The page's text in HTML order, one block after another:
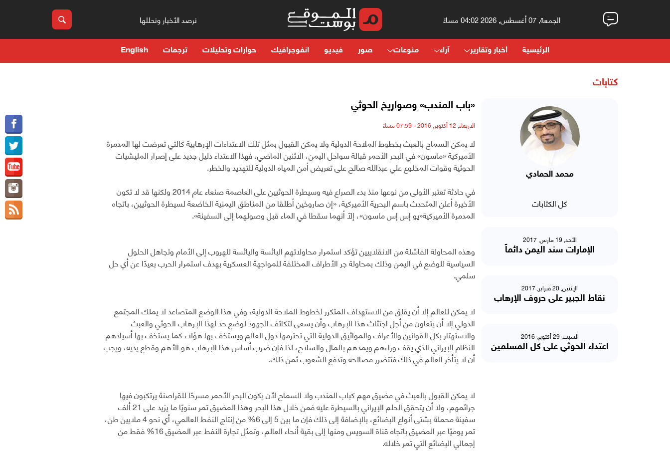
الجمعة, 07 أغسطس, 2026 04:02 مساءً نرصد الأخبار ونحللها
الرئيسية أخبار وتقارير آراء منوعات صور فيديو انفوجرافيك حوارات وتحليلات ترجمات English
كتابات
محمد الحمادي
كل الكتابات
الأحد, 19 مارس, 2017
الإمارات سند اليمن دائماًً
الإثنين, 20 فبراير, 2017
نقاط الجبير على حروف الإرهاب
السبت, 29 أكتوبر, 2016
اعتداء الحوثي على كل المسلمين
«باب المندب» وصواريخ الحوثي
الاربعاء, 12 أكتوبر, 2016 - 07:59 مساءً
لا يمكن السماح بالعبث بخطوط الملاحة الدولية ولا يمكن القبول بمثل تلك الاعتداءات الإرهابية كالتي تعرضت لها المدمرة
الأميركية «ماسون» في البحر الأحمر قبالة سواحل اليمن، الاثنين الماضي، فهذا الاعتداء دليل جديد على إصرار المليشيات
الحوثية وقوات المخلوع علي عبدالله صالح على تعريض أمن المياه الدولية للتهديد والخطر.
في حادثة تعتبر الأولى من نوعها منذ بدء الصراع فيه وسيطرة الحوثيين على العاصمة صنعاء عام 2014 ولكنها قد لا تكون
الأخيرة أعلن المتحدث باسم البحرية الأميركية، «إن صاروخين أطلقا من المناطق اليمنية الخاضعة لسيطرة الحوثيين، باتجاه
المدمرة الأميركية«يو إس إس ماسون»، إلاّ أنهما سقطا في الماء قبل وصولهما إلى السفينة».
وهذه المحاولة الفاشلة من الانقلابيين تؤكد استمرار محاولاتهم البائسة واليائسة للهروب إلى الأمام وتجاهل الحلول
السياسية للوضع في اليمن وذلك بمحاولة جر الأطراف المختلفة للمواجهة العسكرية بهدف استمرار الحرب بعيدًا عن أي حل
سلمي.
لا يمكن للعالم إلا أن يقلق من الاستهداف المتكرر لخطوط الملاحة الدولية، وفي هذا الوضع المتصاعد لا يملك المجتمع
الدولي إلا أن يتعاون من أجل اجتثاث هذا الإرهاب وأن يسعى لتكاتف الجهود لوضع حد لهذا الإرهاب الحوثي والعبث
والاستهتار بكل القوانين والأعراف والمواثيق الدولية التي تحترمها دول العالم ويستخف بها هؤلاء كما يستخف بها أسيادهم
النظام الإيراني الذي يقف وراءهم ويمدهم بالمال والسلاح، لذا فإن ضرب أساس هذا الإرهاب هو الأهم وقطع يديه، ويجب
أن لا يتأخر العالم في ذلك فتتضرر مصالحه وتدفع الشعوب ثمن ذلك.
لا يمكن القبول بالعبث في مضيق مهم كباب المندب ولا السماح لأن يكون البحر الأحمر مسرحًا للقراصنة يرتكبون فيها
جرائمهم، ولا أن يتحقق الحلم الإيراني بالسيطرة عليه فمن خلال هذا البحر وهذا المضيق تمر سنويًا ما يزيد على 21 ألف
سفينة محملة بشتى أنواع البضائع، بالإضافة إلى ذلك فإن ما بين 5 إلى 6% من إنتاج النفط العالمي، أي نحو 4 ملايين طن،
تمر يوميًا عبر المضيق باتجاه قناة السويس ومنها إلى بقية أنحاء العالم، وتمثل تجارة النفط عبر المضيق 16% فقط من
إجمالي البضائع التي تمر خلاله.